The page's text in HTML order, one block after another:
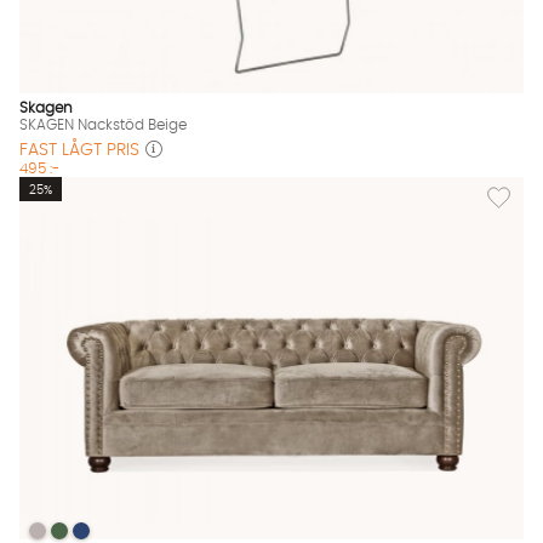
Skagen
SKAGEN Nackstöd Beige
FAST LÅGT PRIS
495 :-
Lägg
25%
WINDSOR Chesterfield Bäddsoffa Velvet Beige
WINDSOR Chesterfield Bäddsoffa Velvet Beige
WINDSOR Chesterfield Bäddsoffa Velvet Beige